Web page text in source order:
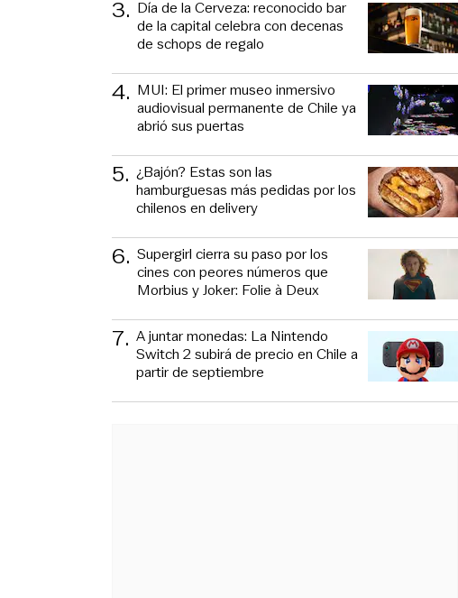
3. Día de la Cerveza: reconocido bar
de la capital celebra con decenas
de schops de regalo
4. MUI: El primer museo inmersivo
audiovisual permanente de Chile ya
abrió sus puertas
5. ¿Bajón? Estas son las
hamburguesas más pedidas por los
chilenos en delivery
6. Supergirl cierra su paso por los
cines con peores números que
Morbius y Joker: Folie à Deux
7. A juntar monedas: La Nintendo
Switch 2 subirá de precio en Chile a
partir de septiembre